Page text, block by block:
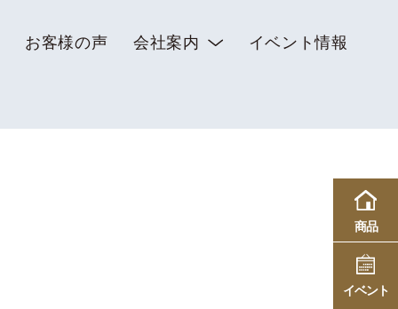
お客様の声 会社案内 イベント情報
商品
イベント